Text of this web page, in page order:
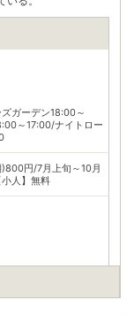
ガーデン18:00～
～17:00/ナイトロー
)800円/7月上旬～10月
人】無料